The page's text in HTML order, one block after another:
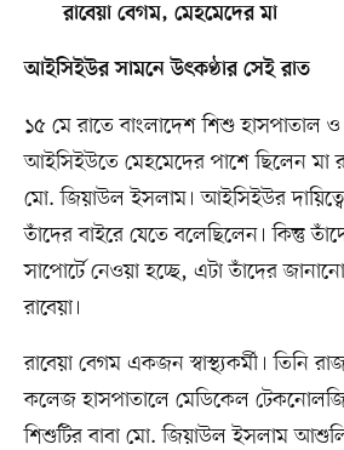
রাবেয়া বেগম, মেহমেদের মা
আইসিইউর সামনে উৎকণ্ঠার সেই রাত
১৫ মে রাতে বাংলাদেশ শিশু হাসপাতাল ও
আইসিইউতে মেহমেদের পাশে ছিলেন মা
মো. জিয়াউল ইসলাম। আইসিইউর
তাঁদের বাইরে যেতে বলেছিলেন। কিন্তু
সাপোর্টে নেওয়া হচ্ছে, এটা তাঁদের
রাবেয়া।
রাবেয়া বেগম একজন স্বাস্থ্যকর্মী। তিনি
কলেজ হাসপাতালে মেডিকেল
শিশুটির বাবা মো. জিয়াউল ইসলাম